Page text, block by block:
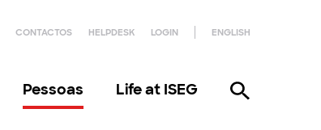
CONTACTOS HELPDESK LOGIN ENGLISH
Pessoas Life at ISEG